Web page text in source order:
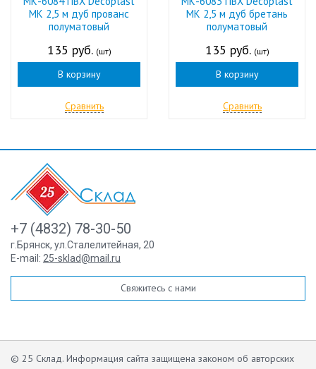
МК 2,5 м дуб прованс
полуматовый
135 руб. (шт)
В корзину
Сравнить
МК 2,5 м дуб бретань
полуматовый
135 руб. (шт)
В корзину
Сравнить
+7 (4832) 78-30-50
г.Брянск, ул.Сталелитейная, 20
E-mail: 25-sklad@mail.ru
Свяжитесь с нами
© 25 Склад. Информация сайта защищена законом об авторских